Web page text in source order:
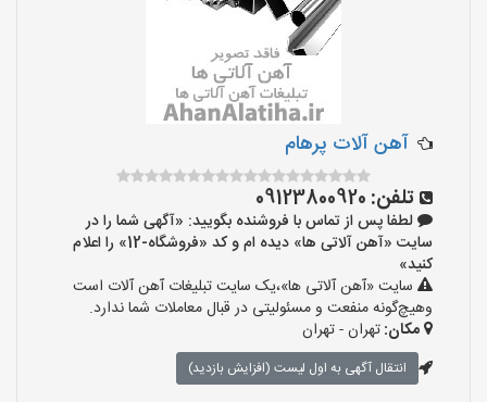
آهن آلات پرهام
تلفن: 09123800920
لطفا پس از تماس با فروشنده بگویید: «آگهی شما را در
سایت «آهن آلاتی ها» دیده ام و کد «فروشگاه-12» را اعلام
کنید»
سایت «آهن آلاتی ها»،یک سایت تبلیغات آهن آلات است
وهیچ‌گونه منفعت و مسئولیتی در قبال معاملات شما ندارد.
مکان:تهران - تهران
انتقال آگهی به اول لیست (افزایش بازدید)